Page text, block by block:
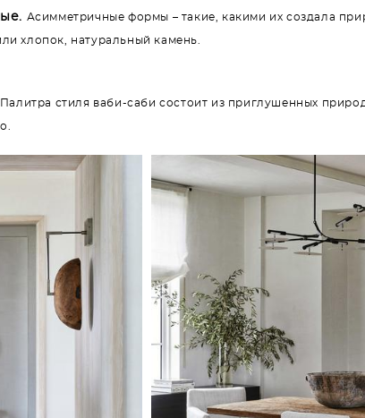
Асимметричные формы – такие, какими их создала
хлопок, натуральный камень.
Палитра стиля ваби-саби состоит из приглушенных